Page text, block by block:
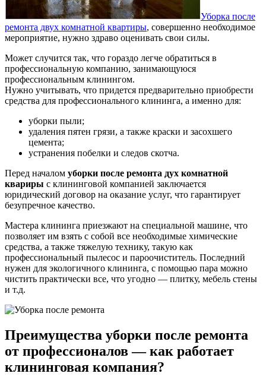
Уборка после
ремонта двух комнатной квартиры, совершенно необходимое
мероприятие, нужно здраво оценивать свои силы.
Может случится так, что гораздо легче обратиться в
профессиональную компанию, занимающуюся
профессиональным клинингом.
Нужно учитывать, что придется предварительно приобрести
средства для профессионального клининга, а именно для:
уборки пыли;
удаления пятен грязи, а также краски и засохшего
цемента;
устранения побелки и следов скотча.
Перед началом уборки после ремонта дух комнатной
квариры с клининговой компанией заключается
юридический договор на оказание услуг, что гарантирует
безупречное качество.
Мастера клининга приезжают на специальной машине, что
позволяет им взять с собой все необходимые химические
средства, а также тяжелую технику, такую как
профессиональный пылесос и пароочиститель. Последний
нужен для экологичного клининга, с помощью пара можно
чистить практически все, что угодно — плитку, мебель стены
и т.д.
Преимущества уборки после ремонта
от профессионалов — как работает
клининговая компания?